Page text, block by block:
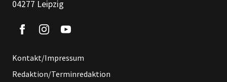
04277 Leipzig
Kontakt/Impressum
Redaktion/Terminredaktion